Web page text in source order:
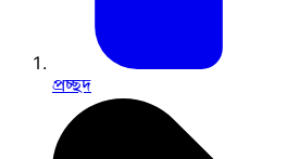
প্রচ্ছদ